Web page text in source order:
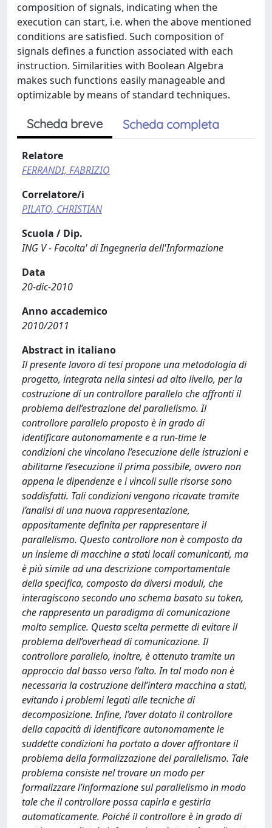
composition of signals, indicating when the
execution can start, i.e. when the above mentioned
conditions are satisfied. Such composition of
signals defines a function associated with each
instruction. Similarities with Boolean Algebra
makes such functions easily manageable and
optimizable by means of standard techniques.
Scheda breve Scheda completa
Relatore
FERRANDI, FABRIZIO
Correlatore/i
PILATO, CHRISTIAN
Scuola / Dip.
ING V - Facolta' di Ingegneria dell'Informazione
Data
20-dic-2010
Anno accademico
2010/2011
Abstract in italiano
Il presente lavoro di tesi propone una metodologia di
progetto, integrata nella sintesi ad alto livello, per la
costruzione di un controllore parallelo che affronti il
problema dell’estrazione del parallelismo. Il
controllore parallelo proposto è in grado di
identificare autonomamente e a run-time le
condizioni che vincolano l’esecuzione delle istruzioni e
abilitarne l’esecuzione il prima possibile, ovvero non
appena le dipendenze e i vincoli sulle risorse sono
soddisfatti. Tali condizioni vengono ricavate tramite
l’analisi di una nuova rappresentazione,
appositamente definita per rappresentare il
parallelismo. Questo controllore non è composto da
un insieme di macchine a stati locali comunicanti, ma
è più simile ad una descrizione comportamentale
della specifica, composto da diversi moduli, che
interagiscono secondo uno schema basato su token,
che rappresenta un paradigma di comunicazione
molto semplice. Questa scelta permette di evitare il
problema dell’overhead di comunicazione. Il
controllore parallelo, inoltre, è ottenuto tramite un
approccio dal basso verso l’alto. In tal modo non è
necessaria la costruzione dell’intera macchina a stati,
evitando i problemi legati alle tecniche di
decomposizione. Infine, l’aver dotato il controllore
della capacità di identificare autonomamente le
suddette condizioni ha portato a dover affrontare il
problema della formalizzazione del parallelismo. Tale
problema consiste nel trovare un modo per
formalizzare l’informazione sul parallelismo in modo
tale che il controllore possa capirla e gestirla
automaticamente. Poiché il controllore è in grado di